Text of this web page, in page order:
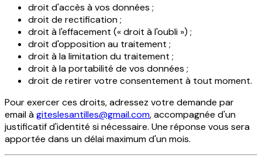
droit d'accès à vos données ;
droit de rectification ;
droit à l'effacement (« droit à l'oubli ») ;
droit d'opposition au traitement ;
droit à la limitation du traitement ;
droit à la portabilité de vos données ;
droit de retirer votre consentement à tout moment.
Pour exercer ces droits, adressez votre demande par
email àgiteslesantilles@gmail.com, accompagnée d'un
justificatif d'identité si nécessaire. Une réponse vous sera
apportée dans un délai maximum d'un mois.